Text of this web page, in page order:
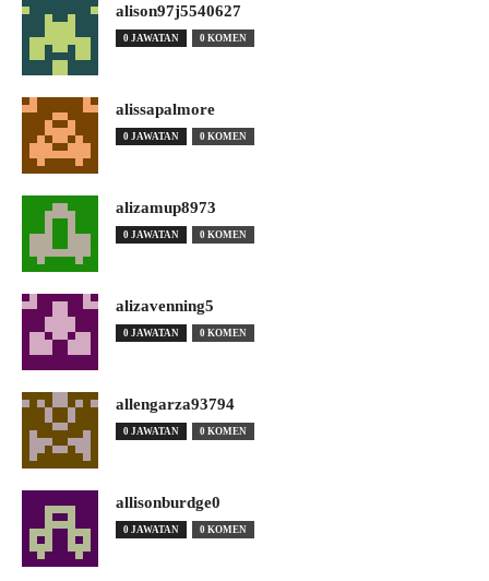
alison97j5540627
0 JAWATAN 0 KOMEN
alissapalmore
0 JAWATAN 0 KOMEN
alizamup8973
0 JAWATAN 0 KOMEN
alizavenning5
0 JAWATAN 0 KOMEN
allengarza93794
0 JAWATAN 0 KOMEN
allisonburdge0
0 JAWATAN 0 KOMEN